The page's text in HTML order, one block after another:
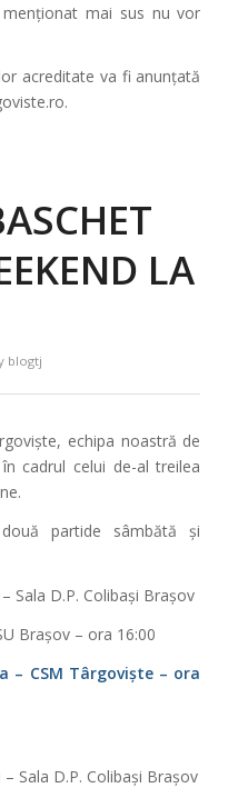
mai sus nu vor
acreditate va fi anunțată
LA
blogtj
echipa noastră de
cadrul celui de-al treilea
partide sâmbătă și
Sala D.P. Colibași Brașov
Brașov – ora 16:00
– CSM Târgoviște – ora
Sala D.P. Colibași Brașov